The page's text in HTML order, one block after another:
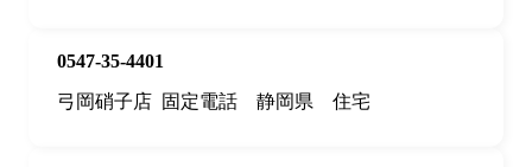
0547-35-4401
弓岡硝子店 固定電話 静岡県 住宅